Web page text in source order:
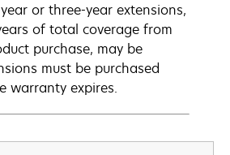
or three-year extensions,
of total coverage from
purchase, may be
must be purchased
warranty expires.